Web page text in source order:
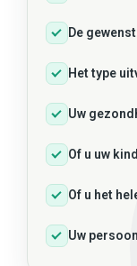
De
Het type
Uw
Of u uw
Of u het
Uw